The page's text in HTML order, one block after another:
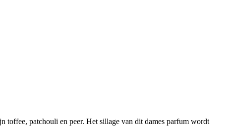
toffee, patchouli en peer. Het sillage van dit dames parfum wordt